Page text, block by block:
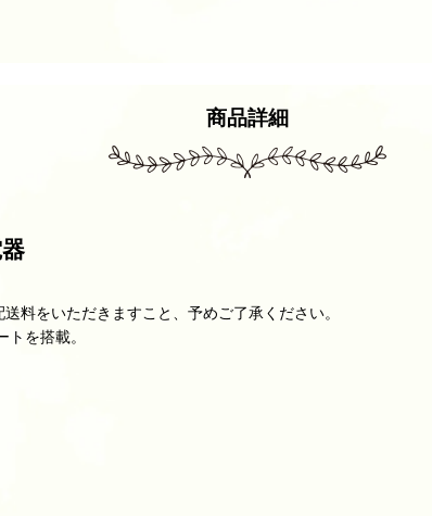
商品詳細
料をいただきますこと、予めご了承ください。
トを搭載。